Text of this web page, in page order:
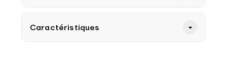
Caractéristiques